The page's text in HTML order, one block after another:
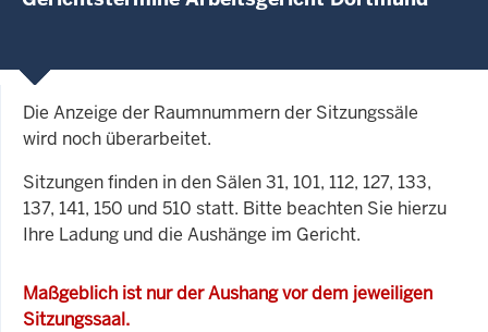
Die Anzeige der Raumnummern der Sitzungssäle
wird noch überarbeitet.
Sitzungen finden in den Sälen 31, 101, 112, 127, 133,
137, 141, 150 und 510 statt. Bitte beachten Sie hierzu
Ihre Ladung und die Aushänge im Gericht.
Maßgeblich ist nur der Aushang vor dem jeweiligen
Sitzungssaal.